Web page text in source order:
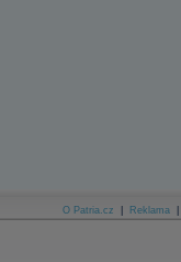
O Patria.cz Reklama